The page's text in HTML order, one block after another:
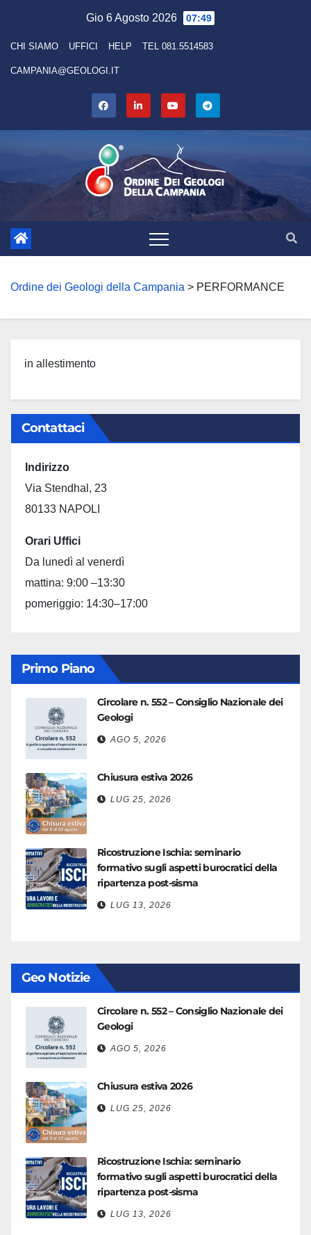
content
Gio 6 Agosto 2026 07:49
CHI SIAMO UFFICI HELP TEL 081.5514583
CAMPANIA@GEOLOGI.IT
Ordine dei Geologi della Campania > PERFORMANCE
in allestimento
Contattaci
Indirizzo
Via Stendhal, 23
80133 NAPOLI
Orari Uffici
Da lunedì al venerdì
mattina: 9:00 –13:30
pomeriggio: 14:30–17:00
Primo Piano
Circolare n. 552 – Consiglio Nazionale dei
Geologi
AGO 5, 2026
Chiusura estiva 2026
LUG 25, 2026
Ricostruzione Ischia: seminario
formativo sugli aspetti burocratici della
ripartenza post-sisma
LUG 13, 2026
Geo Notizie
Circolare n. 552 – Consiglio Nazionale dei
Geologi
AGO 5, 2026
Chiusura estiva 2026
LUG 25, 2026
Ricostruzione Ischia: seminario
formativo sugli aspetti burocratici della
ripartenza post-sisma
LUG 13, 2026